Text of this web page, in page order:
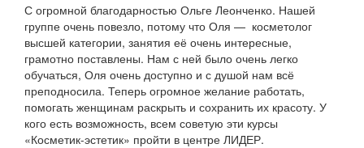
С огромной благодарностью Ольге Леонченко. Нашей
группе очень повезло, потому что Оля — косметолог
высшей категории, занятия её очень интересные,
грамотно поставлены. Нам с ней было очень легко
обучаться, Оля очень доступно и с душой нам всё
преподносила. Теперь огромное желание работать,
помогать женщинам раскрыть и сохранить их красоту. У
кого есть возможность, всем советую эти курсы
«Косметик-эстетик» пройти в центре ЛИДЕР.